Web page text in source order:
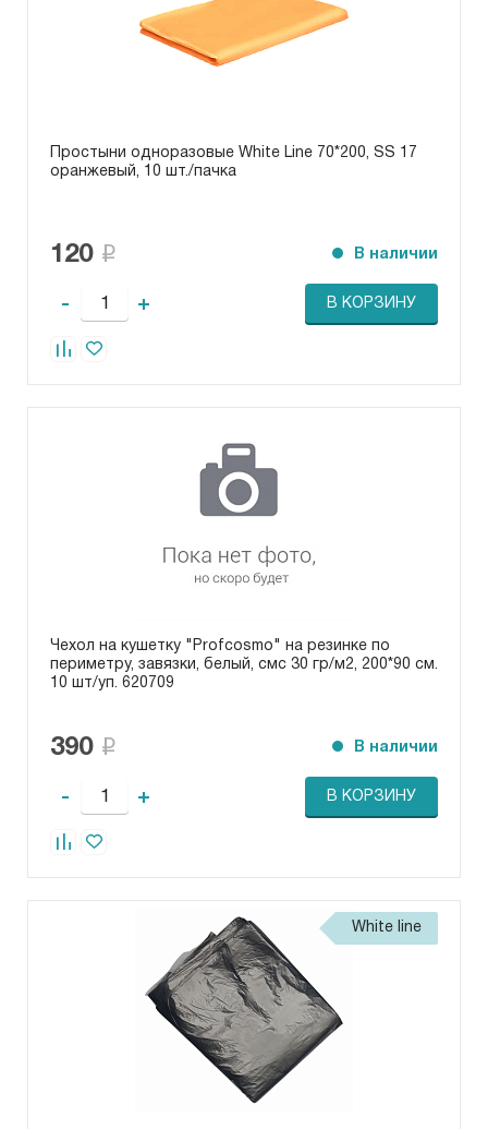
Простыни одноразовые White Line 70*200, SS 17
оранжевый, 10 шт./пачка
120 В наличии
- + В КОРЗИНУ
Чехол на кушетку "Profcosmo" на резинке по
периметру, завязки, белый, смс 30 гр/м2, 200*90 см.
10 шт/уп. 620709
390 В наличии
- + В КОРЗИНУ
White line